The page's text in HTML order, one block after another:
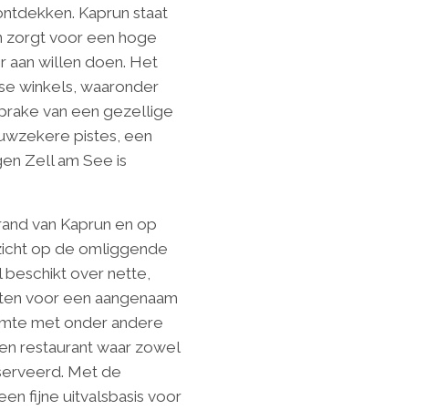
Kaprun staat
zorgt voor een hoge
aan willen doen. Het
winkels, waaronder
van een gezellige
pistes, een
Zell am See is
van Kaprun en op
op de omliggende
over nette,
voor een aangenaam
met onder andere
restaurant waar zowel
Met de
fijne uitvalsbasis voor